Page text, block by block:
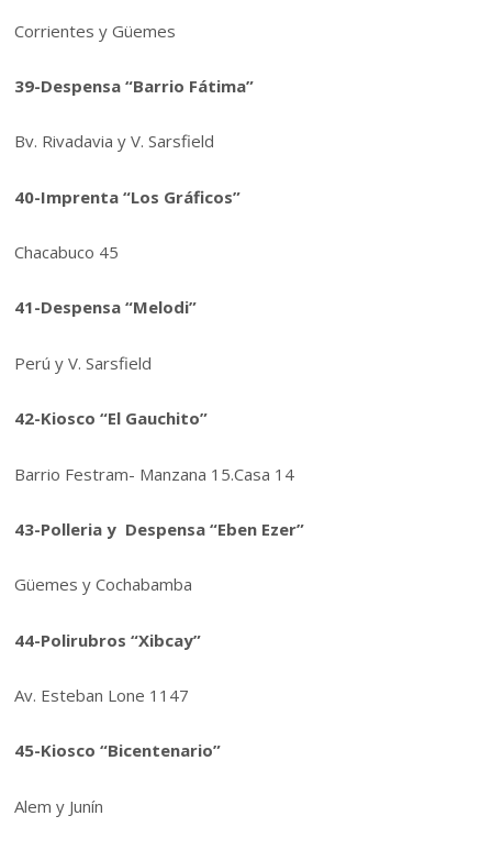
Corrientes y Güemes
39-Despensa “Barrio Fátima”
Bv. Rivadavia y V. Sarsfield
40-Imprenta “Los Gráficos”
Chacabuco 45
41-Despensa “Melodi”
Perú y V. Sarsfield
42-Kiosco “El Gauchito”
Barrio Festram- Manzana 15.Casa 14
43-Polleria y Despensa “Eben Ezer”
Güemes y Cochabamba
44-Polirubros “Xibcay”
Av. Esteban Lone 1147
45-Kiosco “Bicentenario”
Alem y Junín